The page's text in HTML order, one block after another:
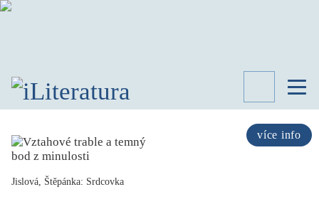
více info
Jislová, Štěpánka: Srdcovka